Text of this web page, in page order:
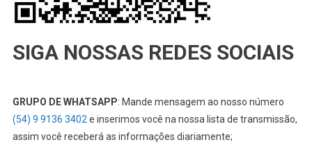
SIGA NOSSAS REDES SOCIAIS
GRUPO DE WHATSAPP: Mande mensagem ao nosso número
(54) 9 9136 3402e inserimos você na nossa lista de transmissão,
assim você receberá as informações diariamente;